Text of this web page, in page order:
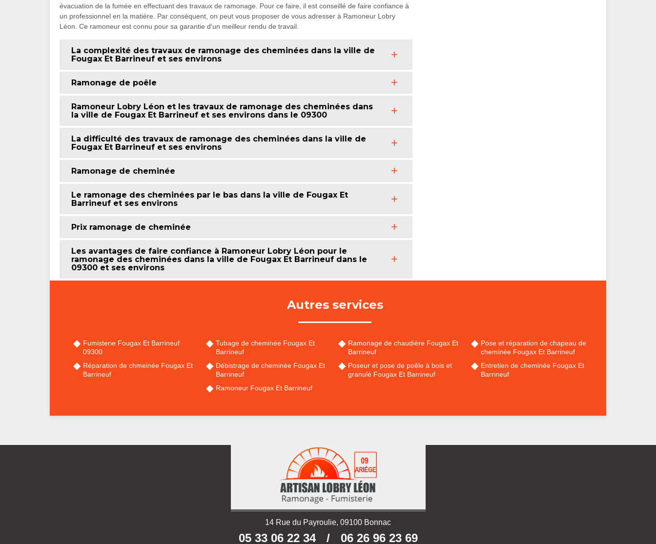
évacuation de la fumée en effectuant des travaux de ramonage. Pour ce faire, il est conseillé de faire confiance à
un professionnel en la matière. Par conséquent, on peut vous proposer de vous adresser à Ramoneur Lobry
Léon. Ce ramoneur est connu pour sa garantie d'un meilleur rendu de travail.
La complexité des travaux de ramonage des cheminées dans la ville de
Fougax Et Barrineuf et ses environs
Ramonage de poêle
Ramoneur Lobry Léon et les travaux de ramonage des cheminées dans
la ville de Fougax Et Barrineuf et ses environs dans le 09300
La difficulté des travaux de ramonage des cheminées dans la ville de
Fougax Et Barrineuf et ses environs
Ramonage de cheminée
Le ramonage des cheminées par le bas dans la ville de Fougax Et
Barrineuf et ses environs
Prix ramonage de cheminée
Les avantages de faire confiance à Ramoneur Lobry Léon pour le
ramonage des cheminées dans la ville de Fougax Et Barrineuf dans le
09300 et ses environs
Autres services
Fumisterie Fougax Et Barrineuf
09300
Réparation de chmeinée Fougax Et
Barrineuf
Tubage de cheminée Fougax Et
Barrineuf
Débistrage de cheminée Fougax Et
Barrineuf
Ramoneur Fougax Et Barrineuf
Ramonage de chaudière Fougax Et
Barrineuf
Poseur et pose de poêle à bois et
granulé Fougax Et Barrineuf
Pose et réparation de chapeau de
cheminée Fougax Et Barrineuf
Entretien de cheminée Fougax Et
Barrineuf
14 Rue du Payroulie, 09100 Bonnac
05 33 06 22 34 / 06 26 96 23 69